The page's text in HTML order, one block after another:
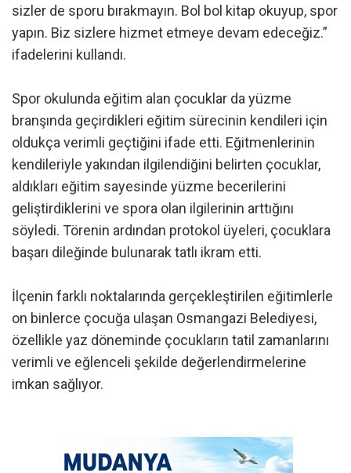
sizler de sporu bırakmayın. Bol bol kitap okuyup, spor
yapın. Biz sizlere hizmet etmeye devam edeceğiz.”
ifadelerini kullandı.
Spor okulunda eğitim alan çocuklar da yüzme
branşında geçirdikleri eğitim sürecinin kendileri için
oldukça verimli geçtiğini ifade etti. Eğitmenlerinin
kendileriyle yakından ilgilendiğini belirten çocuklar,
aldıkları eğitim sayesinde yüzme becerilerini
geliştirdiklerini ve spora olan ilgilerinin arttığını
söyledi. Törenin ardından protokol üyeleri, çocuklara
başarı dileğinde bulunarak tatlı ikram etti.
İlçenin farklı noktalarında gerçekleştirilen eğitimlerle
on binlerce çocuğa ulaşan Osmangazi Belediyesi,
özellikle yaz döneminde çocukların tatil zamanlarını
verimli ve eğlenceli şekilde değerlendirmelerine
imkan sağlıyor.